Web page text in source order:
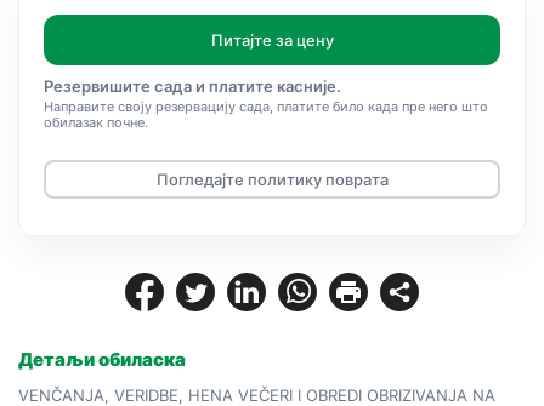
Детаљи обиласка
VENČANJA, VERIDBE, HENA VEČERI I OBREDI OBRIZIVANJA NA
Питајте за цену
Резервишите сада и платите касније.
Направите своју резервацију сада, платите било када пре него што
обилазак почне.
Погледајте политику поврата